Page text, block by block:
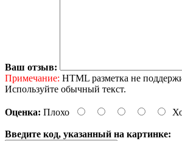
Ваш отзыв:
Примечание: HTML разметка не
Используйте обычный текст.
Оценка: Плохо
Введите код, указанный на картинке: